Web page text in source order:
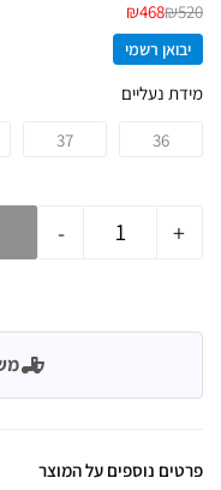
₪520
₪468
יבואן רשמי
מידת נעליים
36
37
- +
פרטים נוספים על המוצר